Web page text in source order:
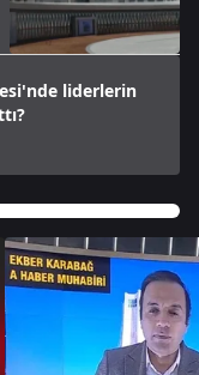
liderlerin